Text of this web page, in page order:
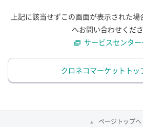
上記に該当せずこの画面が表示された
へお問い合わせくださ
サービスセンタ
クロネコマーケットトッ
ページトップへ